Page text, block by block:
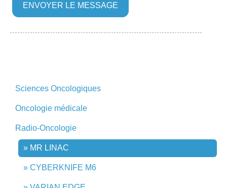
Sciences Oncologiques
Oncologie médicale
Radio-Oncologie
MR LINAC
CYBERKNIFE M6